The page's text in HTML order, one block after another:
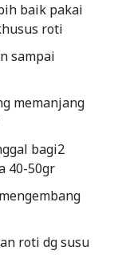
baik pakai
roti
sampai
memanjang
bagi2
40-50gr
roti dg susu